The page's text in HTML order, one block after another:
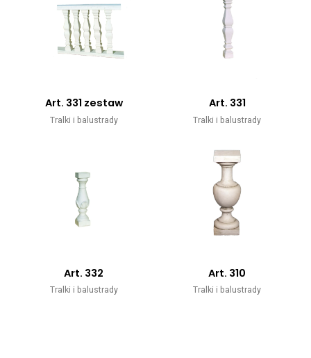
Art. 331 zestaw
Tralki i balustrady
Art. 331
Tralki i balustrady
Art. 332
Tralki i balustrady
Art. 310
Tralki i balustrady